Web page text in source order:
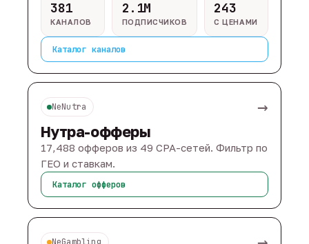
381
КАНАЛОВ
2.1M
ПОДПИСЧИКОВ
243
С ЦЕНАМИ
Каталог каналов
NeNutra →
Нутра-офферы
17,488 офферов из 49 CPA-сетей. Фильтр по
ГЕО и ставкам.
Каталог офферов